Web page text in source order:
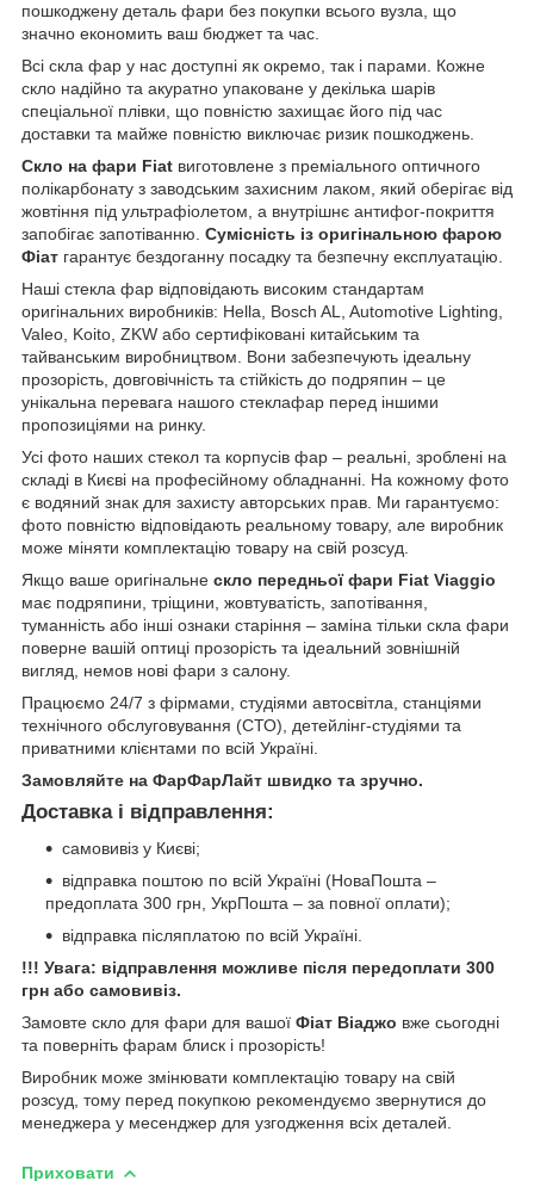
пошкоджену деталь фари без покупки всього вузла, що
значно економить ваш бюджет та час.
Всі скла фар у нас доступні як окремо, так і парами. Кожне
скло надійно та акуратно упаковане у декілька шарів
спеціальної плівки, що повністю захищає його під час
доставки та майже повністю виключає ризик пошкоджень.
Скло на фари Fiat виготовлене з преміального оптичного
полікарбонату з заводським захисним лаком, який оберігає від
жовтіння під ультрафіолетом, а внутрішнє антифог-покриття
запобігає запотіванню. Сумісність із оригінальною фарою
Фіат гарантує бездоганну посадку та безпечну експлуатацію.
Наші стекла фар відповідають високим стандартам
оригінальних виробників: Hella, Bosch AL, Automotive Lighting,
Valeo, Koito, ZKW або сертифіковані китайським та
тайванським виробництвом. Вони забезпечують ідеальну
прозорість, довговічність та стійкість до подряпин – це
унікальна перевага нашого стеклафар перед іншими
пропозиціями на ринку.
Усі фото наших стекол та корпусів фар – реальні, зроблені на
складі в Києві на професійному обладнанні. На кожному фото
є водяний знак для захисту авторських прав. Ми гарантуємо:
фото повністю відповідають реальному товару, але виробник
може міняти комплектацію товару на свій розсуд.
Якщо ваше оригінальне скло передньої фари Fiat Viaggio
має подряпини, тріщини, жовтуватість, запотівання,
туманність або інші ознаки старіння – заміна тільки скла фари
поверне вашій оптиці прозорість та ідеальний зовнішній
вигляд, немов нові фари з салону.
Працюємо 24/7 з фірмами, студіями автосвітла, станціями
технічного обслуговування (СТО), детейлінг-студіями та
приватними клієнтами по всій Україні.
Замовляйте на ФарФарЛайт швидко та зручно.
Доставка і відправлення:
самовивіз у Києві;
відправка поштою по всій Україні (НоваПошта –
предоплата 300 грн, УкрПошта – за повної оплати);
відправка післяплатою по всій Україні.
!!! Увага: відправлення можливе після передоплати 300
грн або самовивіз.
Замовте скло для фари для вашої Фіат Віаджо вже сьогодні
та поверніть фарам блиск і прозорість!
Виробник може змінювати комплектацію товару на свій
розсуд, тому перед покупкою рекомендуємо звернутися до
менеджера у месенджер для узгодження всіх деталей.
Приховати